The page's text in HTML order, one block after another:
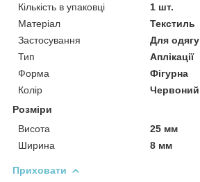
Кількість в упаковці
1 шт.
Матеріал
Текстиль
Застосування
Для одягу
Тип
Аплікації
Форма
Фігурна
Колір
Червоний
Розміри
Висота
25 мм
Ширина
8 мм
Приховати